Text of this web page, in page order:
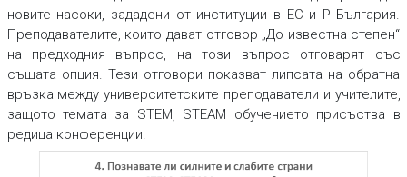
новите насоки, зададени от институции в ЕС и Р България.
Преподавателите, които дават отговор „До известна степен“
на предходния въпрос, на този въпрос отговарят със
същата опция. Тези отговори показват липсата на обратна
връзка между университетските преподаватели и учителите,
защото темата за STEM, STEAM обучението присъства в
редица конференции.